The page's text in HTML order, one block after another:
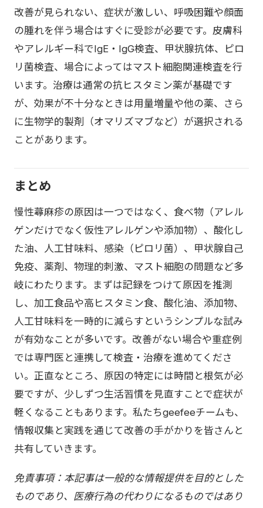
改善が見られない、症状が激しい、呼吸困難や顔面
の腫れを伴う場合はすぐに受診が必要です。皮膚科
やアレルギー科でIgE・IgG検査、甲状腺抗体、ピロ
リ菌検査、場合によってはマスト細胞関連検査を行
います。治療は通常の抗ヒスタミン薬が基礎です
が、効果が不十分なときは用量増量や他の薬、さら
に生物学的製剤（オマリズマブなど）が選択される
ことがあります。
まとめ
慢性蕁麻疹の原因は一つではなく、食べ物（アレル
ゲンだけでなく仮性アレルゲンや添加物）、酸化し
た油、人工甘味料、感染（ピロリ菌）、甲状腺自己
免疫、薬剤、物理的刺激、マスト細胞の問題など多
岐にわたります。まずは記録をつけて原因を推測
し、加工食品や高ヒスタミン食、酸化油、添加物、
人工甘味料を一時的に減らすというシンプルな試み
が有効なことが多いです。改善がない場合や重症例
では専門医と連携して検査・治療を進めてくださ
い。正直なところ、原因の特定には時間と根気が必
要ですが、少しずつ生活習慣を見直すことで症状が
軽くなることもあります。私たちgeefeeチームも、
情報収集と実践を通じて改善の手がかりを皆さんと
共有していきます。
免責事項：本記事は一般的な情報提供を目的とした
ものであり、医療行為の代わりになるものではあり